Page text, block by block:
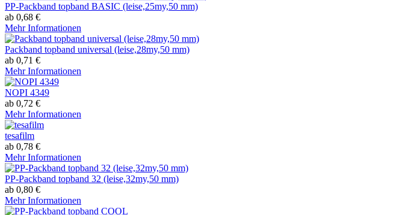
PP-Packband topband BASIC (leise,25my,50 mm)
ab 0,68 €
Mehr Informationen
Packband topband universal (leise,28my,50 mm)
ab 0,71 €
Mehr Informationen
NOPI 4349
ab 0,72 €
Mehr Informationen
tesafilm
ab 0,78 €
Mehr Informationen
PP-Packband topband 32 (leise,32my,50 mm)
ab 0,80 €
Mehr Informationen